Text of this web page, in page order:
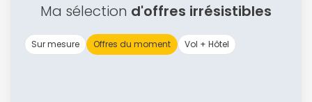
Ma sélection d'offres irrésistibles
Sur mesure Offres du moment Vol + Hôtel
Politique de
confidentialité.